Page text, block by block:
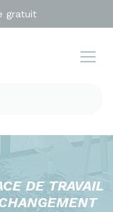
gratuit
DE TRAVAIL